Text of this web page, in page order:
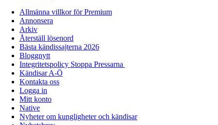
Allmänna villkor för Premium
Annonsera
Arkiv
Återställ lösenord
Bästa kändissajterna 2026
Bloggnytt
Integritetspolicy Stoppa Pressarna
Kändisar A-Ö
Kontakta oss
Logga in
Mitt konto
Native
Nyheter om kungligheter och kändisar